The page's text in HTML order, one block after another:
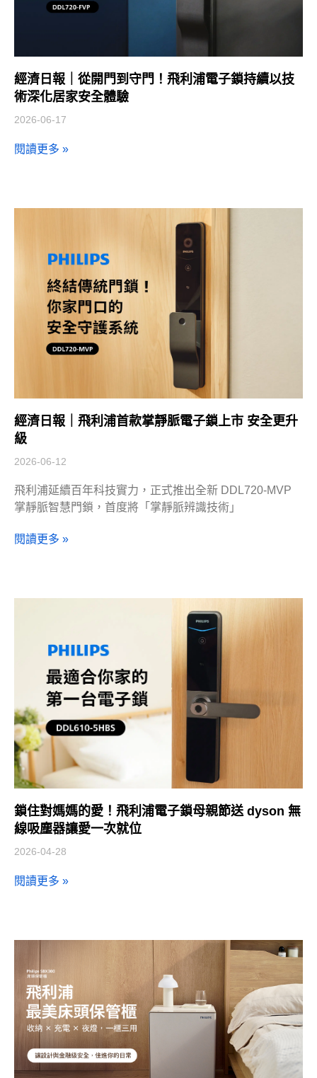
經濟日報｜從開門到守門！飛利浦電子鎖持續以技
術深化居家安全體驗
2026-06-17
閱讀更多 »
經濟日報｜飛利浦首款掌靜脈電子鎖上市 安全更升
級
2026-06-12
飛利浦延續百年科技實力，正式推出全新 DDL720-MVP
掌靜脈智慧門鎖，首度將「掌靜脈辨識技術」
閱讀更多 »
鎖住對媽媽的愛！飛利浦電子鎖母親節送 dyson 無
線吸塵器讓愛一次就位
2026-04-28
閱讀更多 »